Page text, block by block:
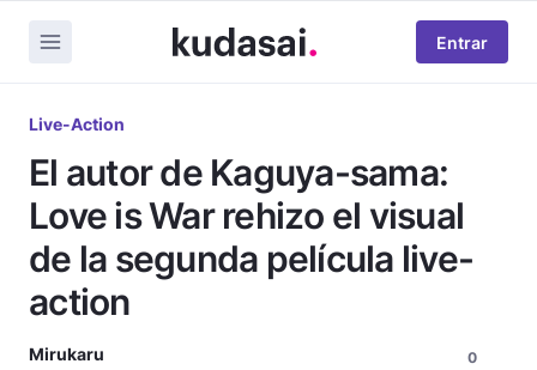
Entrar
Live-Action
El autor de Kaguya-sama:
Love is War rehizo el visual
de la segunda película live-
action
Mirukaru 0